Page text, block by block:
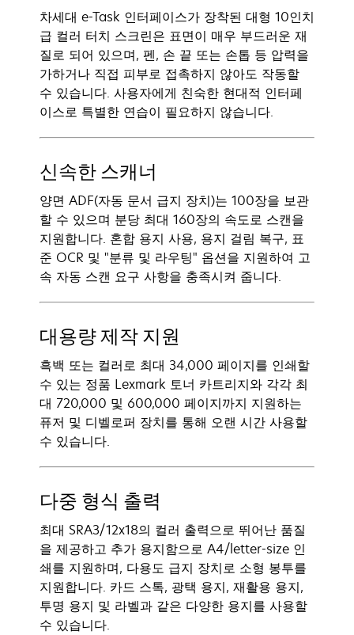
차세대 e-Task 인터페이스가 장착된 대형 10인치
급 컬러 터치 스크린은 표면이 매우 부드러운 재
질로 되어 있으며, 펜, 손 끝 또는 손톱 등 압력을
가하거나 직접 피부로 접촉하지 않아도 작동할
수 있습니다. 사용자에게 친숙한 현대적 인터페
이스로 특별한 연습이 필요하지 않습니다.
신속한 스캐너
양면 ADF(자동 문서 급지 장치)는 100장을 보관
할 수 있으며 분당 최대 160장의 속도로 스캔을
지원합니다. 혼합 용지 사용, 용지 걸림 복구, 표
준 OCR 및 "분류 및 라우팅" 옵션을 지원하여 고
속 자동 스캔 요구 사항을 충족시켜 줍니다.
대용량 제작 지원
흑백 또는 컬러로 최대 34,000 페이지를 인쇄할
수 있는 정품 Lexmark 토너 카트리지와 각각 최
대 720,000 및 600,000 페이지까지 지원하는
퓨저 및 디벨로퍼 장치를 통해 오랜 시간 사용할
수 있습니다.
다중 형식 출력
최대 SRA3/12x18의 컬러 출력으로 뛰어난 품질
을 제공하고 추가 용지함으로 A4/letter-size 인
쇄를 지원하며, 다용도 급지 장치로 소형 봉투를
지원합니다. 카드 스톡, 광택 용지, 재활용 용지,
투명 용지 및 라벨과 같은 다양한 용지를 사용할
수 있습니다.